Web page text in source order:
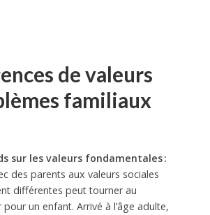
de valeurs
familiaux
sur les valeurs fondamentales :
des parents aux valeurs sociales
différentes peut tourner au
pour un enfant. Arrivé à l’âge adulte,